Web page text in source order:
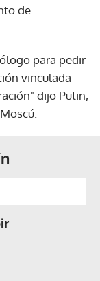
de
para pedir
vinculada
dijo Putin,